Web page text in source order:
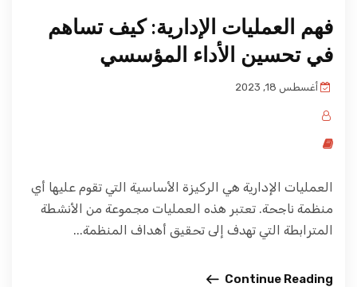
فهم العمليات الإدارية: كيف تساهم
في تحسين الأداء المؤسسي
أغسطس 18, 2023
العمليات الإدارية هي الركيزة الأساسية التي تقوم عليها أي
منظمة ناجحة. تعتبر هذه العمليات مجموعة من الأنشطة
المترابطة التي تهدف إلى تحقيق أهداف المنظمة...
Continue Reading